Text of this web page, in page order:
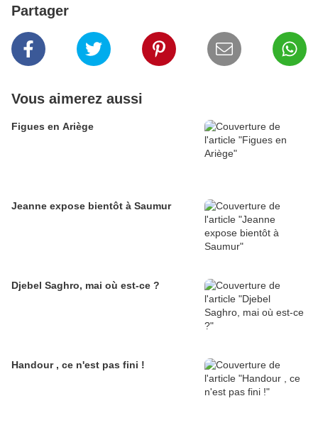
Partager
Vous aimerez aussi
Figues en Ariège
Jeanne expose bientôt à Saumur
Djebel Saghro, mai où est-ce ?
Handour , ce n'est pas fini !